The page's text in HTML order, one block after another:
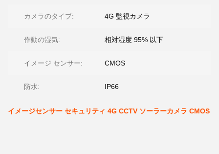
カメラのタイプ: 4G 監視カメラ
作動の湿気: 相対湿度 95% 以下
イメージ センサー: CMOS
防水: IP66
イメージセンサー セキュリティ 4G CCTV ソーラーカメラ CMOS